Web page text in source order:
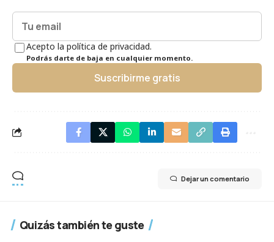
Acepto la política de privacidad.
Podrás darte de baja en cualquier momento.
Suscribirme gratis
Dejar un comentario
Quizás también te guste